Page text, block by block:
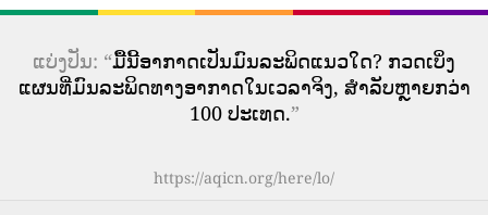
ແບ່ງປັນ: “ມື້ນີ້ອາກາດເປັນມົນລະພິດແນວໃດ? ກວດເບິ່ງ
ແຜນທີ່ມົນລະພິດທາງອາກາດໃນເວລາຈິງ, ສໍາລັບຫຼາຍກວ່າ
100 ປະເທດ.”
https://aqicn.org/here/lo/